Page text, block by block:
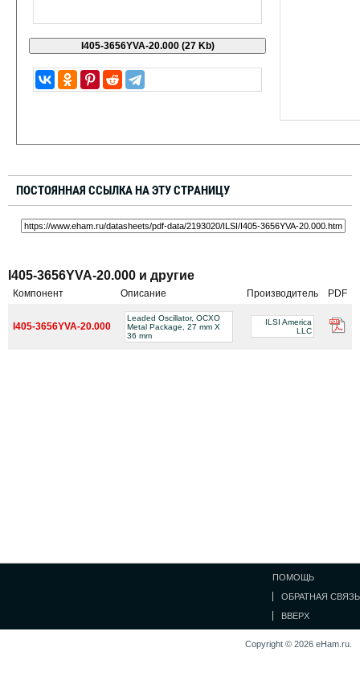
ПОСТОЯННАЯ ССЫЛКА НА ЭТУ СТРАНИЦУ
I405-3656YVA-20.000 и другие
Компонент Описание Производитель PDF
I405-3656YVA-20.000
Leaded Oscillator, OCXO
Metal Package, 27 mm X
36 mm
ILSI America
LLC
ПОМОЩЬ
ОБРАТНАЯ СВЯЗЬ
ВВЕРХ
Copyright © 2026 eHam.ru.